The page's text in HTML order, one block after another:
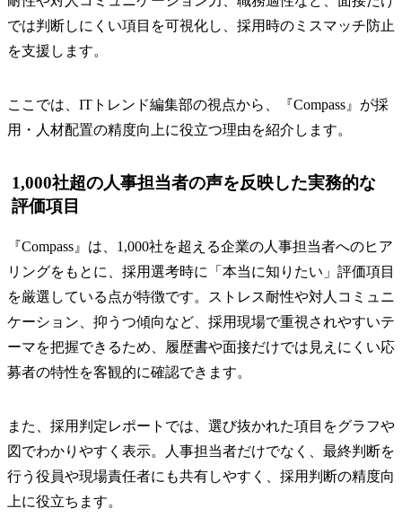
では判断しにくい項目を可視化し、採用時のミスマッチ防止
を支援します。
ここでは、ITトレンド編集部の視点から、『Compass』が採
用・人材配置の精度向上に役立つ理由を紹介します。
1,000社超の人事担当者の声を反映した実務的な
評価項目
『Compass』は、1,000社を超える企業の人事担当者へのヒア
リングをもとに、採用選考時に「本当に知りたい」評価項目
を厳選している点が特徴です。ストレス耐性や対人コミュニ
ケーション、抑うつ傾向など、採用現場で重視されやすいテ
ーマを把握できるため、履歴書や面接だけでは見えにくい応
募者の特性を客観的に確認できます。
また、採用判定レポートでは、選び抜かれた項目をグラフや
図でわかりやすく表示。人事担当者だけでなく、最終判断を
行う役員や現場責任者にも共有しやすく、採用判断の精度向
上に役立ちます。